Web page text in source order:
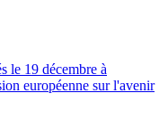
le 19 décembre à
européenne sur l'avenir